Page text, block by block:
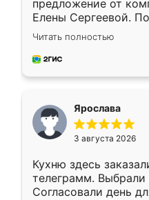
предложение от
Елены Сергеевой.
короткие сроки
для замера
предложил по моему
Читать полностью
Ярослава
3 августа 2026
Кухню здесь
телеграмм.
Согласовали день